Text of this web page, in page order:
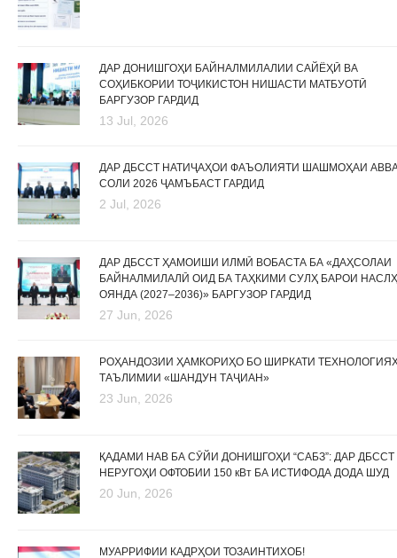
ДАР ДОНИШГОҲИ БАЙНАЛМИЛАЛИИ САЙЁҲӢ ВА
СОҲИБКОРИИ ТОҶИКИСТОН НИШАСТИ МАТБУОТӢ
БАРГУЗОР ГАРДИД
13 Jul, 2026
ДАР ДБССТ НАТИҶАҲОИ ФАЪОЛИЯТИ ШАШМОҲАИ
СОЛИ 2026 ҶАМЪБАСТ ГАРДИД
2 Jul, 2026
ДАР ДБССТ ҲАМОИШИ ИЛМӢ ВОБАСТА БА «ДАҲСОЛАИ
БАЙНАЛМИЛАЛӢ ОИД БА ТАҲКИМИ СУЛҲ БАРОИ
ОЯНДА (2027–2036)» БАРГУЗОР ГАРДИД
27 Jun, 2026
РОҲАНДОЗИИ ҲАМКОРИҲО БО ШИРКАТИ
ТАЪЛИМИИ «ШАНДУН ТАҶИАН»
23 Jun, 2026
ҚАДАМИ НАВ БА СӮЙИ ДОНИШГОҲИ “САБЗ”: ДАР ДБССТ
НЕРУГОҲИ ОФТОБИИ 150 кВт БА ИСТИФОДА ДОДА ШУД
20 Jun, 2026
МУАРРИФИИ КАДРҲОИ ТОЗАИНТИХОБ!